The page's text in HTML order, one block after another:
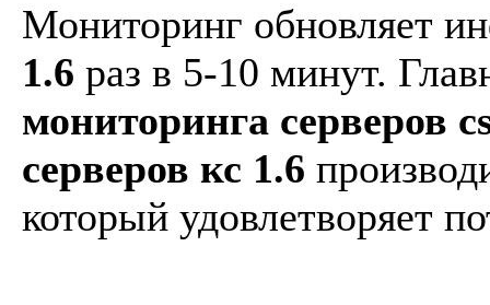
Мониторинг обновляет
1.6 раз в 5-10 минут.
мониторинга серверов
серверов кс 1.6
который удовлетворяет